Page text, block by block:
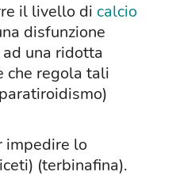
il livello di calcio
disfunzione
una ridotta
che regola tali
impedire lo
(terbinafina).